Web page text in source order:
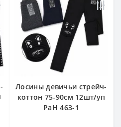
Лосины девичьи стрейч-
коттон 75-90см 12шт/уп
РаН 463-1